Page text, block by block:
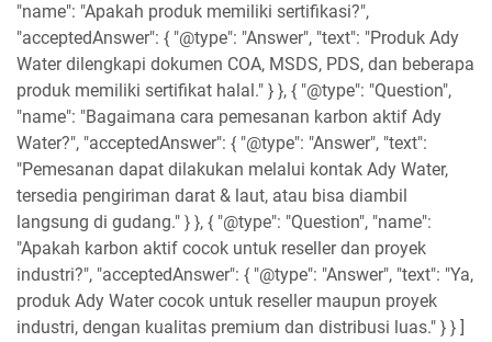
"name": "Apakah produk memiliki sertifikasi?",
"acceptedAnswer": { "@type": "Answer", "text": "Produk Ady
Water dilengkapi dokumen COA, MSDS, PDS, dan beberapa
produk memiliki sertifikat halal." } }, { "@type": "Question",
"name": "Bagaimana cara pemesanan karbon aktif Ady
Water?", "acceptedAnswer": { "@type": "Answer", "text":
"Pemesanan dapat dilakukan melalui kontak Ady Water,
tersedia pengiriman darat & laut, atau bisa diambil
langsung di gudang." } }, { "@type": "Question", "name":
"Apakah karbon aktif cocok untuk reseller dan proyek
industri?", "acceptedAnswer": { "@type": "Answer", "text": "Ya,
produk Ady Water cocok untuk reseller maupun proyek
industri, dengan kualitas premium dan distribusi luas." } } ]